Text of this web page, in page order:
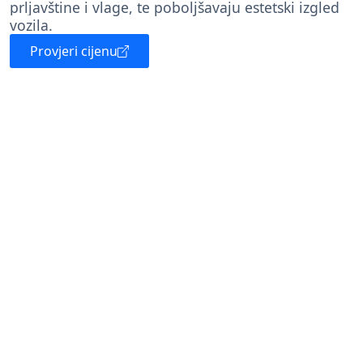
prljavštine i vlage, te poboljšavaju estetski izgled
vozila.
Provjeri cijenu